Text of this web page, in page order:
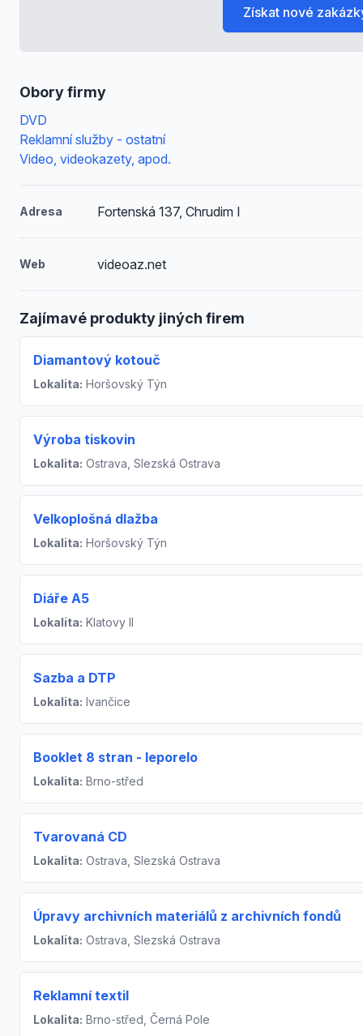
Obory firmy
DVD
Reklamní služby - ostatní
Video, videokazety, apod.
Adresa Fortenská 137, Chrudim I
Web videoaz.net
Zajímavé produkty jiných firem
Diamantový kotouč
Lokalita: Horšovský Týn
Výroba tiskovin
Lokalita: Ostrava, Slezská Ostrava
Velkoplošná dlažba
Lokalita: Horšovský Týn
Diáře A5
Lokalita: Klatovy II
Sazba a DTP
Lokalita: Ivančice
Booklet 8 stran - leporelo
Lokalita: Brno-střed
Tvarovaná CD
Lokalita: Ostrava, Slezská Ostrava
Úpravy archivních materiálů z archivních fondů
Lokalita: Ostrava, Slezská Ostrava
Reklamní textil
Lokalita: Brno-střed, Černá Pole
Získat nové